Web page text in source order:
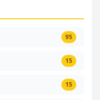
95
15
15